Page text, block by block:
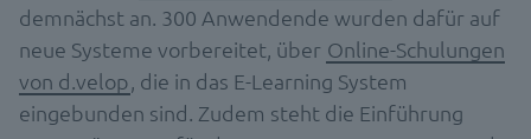
demnächst an. 300 Anwendende wurden dafür auf
neue Systeme vorbereitet, über Online-Schulungen
von d.velop, die in das E-Learning System
eingebunden sind. Zudem steht die Einführung